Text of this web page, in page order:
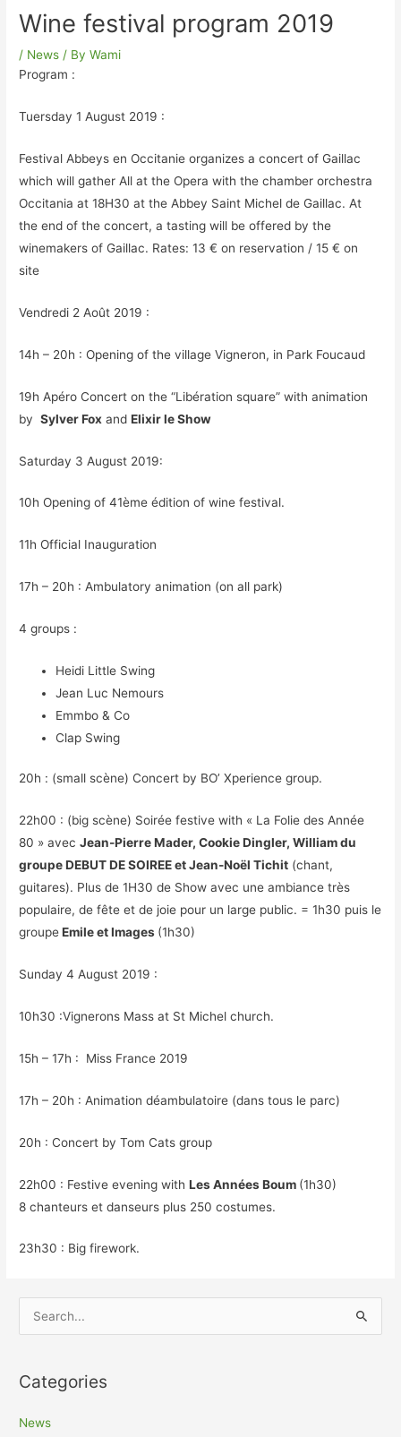
Wine festival program 2019
/ News / ByWami
Program :
Tuersday 1 August 2019 :
Festival Abbeys en Occitanie organizes a concert of Gaillac
which will gather All at the Opera with the chamber orchestra
Occitania at 18H30 at the Abbey Saint Michel de Gaillac. At
the end of the concert, a tasting will be offered by the
winemakers of Gaillac. Rates: 13 € on reservation / 15 € on
site
Vendredi 2 Août 2019 :
14h – 20h : Opening of the village Vigneron, in Park Foucaud
19h Apéro Concert on the “Libération square” with animation
bySylver Fox andElixir le Show
Saturday 3 August 2019:
10h Opening of 41ème édition of wine festival.
11h Official Inauguration
17h – 20h : Ambulatory animation (on all park)
4 groups :
Heidi Little Swing
Jean Luc Nemours
Emmbo & Co
Clap Swing
20h : (small scène) Concert by BO’ Xperience group.
22h00 : (big scène) Soirée festive with « La Folie des Année
80 » avecJean-Pierre Mader, Cookie Dingler, William du
groupe DEBUT DE SOIREE et Jean-Noël Tichit (chant,
guitares). Plus de 1H30 de Show avec une ambiance très
populaire, de fête et de joie pour un large public. = 1h30 puis le
groupeEmile et Images (1h30)
Sunday 4 August 2019 :
10h30 :Vignerons Mass at St Michel church.
15h – 17h : Miss France 2019
17h – 20h : Animation déambulatoire (dans tous le parc)
20h : Concert by Tom Cats group
22h00 : Festive evening withLes Années Boum (1h30)
8 chanteurs et danseurs plus 250 costumes.
23h30 : Big firework.
r
c
Categories
News